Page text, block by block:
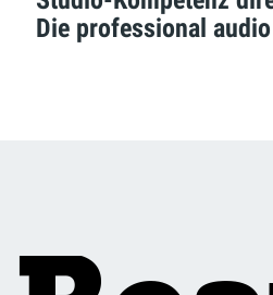
Die professional